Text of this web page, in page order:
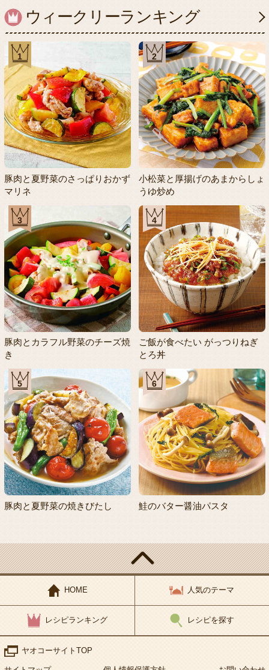
ウィークリーランキング
1
豚肉と夏野菜のさっぱりおかず
マリネ
2
小松菜と厚揚げのあまからしょ
うゆ炒め
3
豚肉とカラフル野菜のチーズ焼
き
4
ご飯が食べたい がっつりねぎ
とろ丼
5
豚肉と夏野菜の焼きびたし
6
鮭のバター醤油パスタ
HOME 人気のテーマ
レシピランキング レシピを探す
ヤオコーサイトTOP